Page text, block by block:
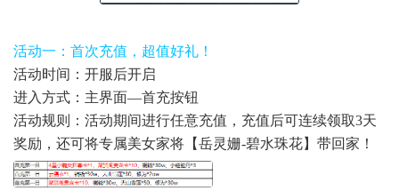
活动一：首次充值，超值好礼！
活动时间：开服后开启
进入方式：主界面—首充按钮
活动规则：活动期间进行任意充值，充值后可连续领取3天
奖励，还可将专属美女家将【岳灵姗-碧水珠花】带回家！